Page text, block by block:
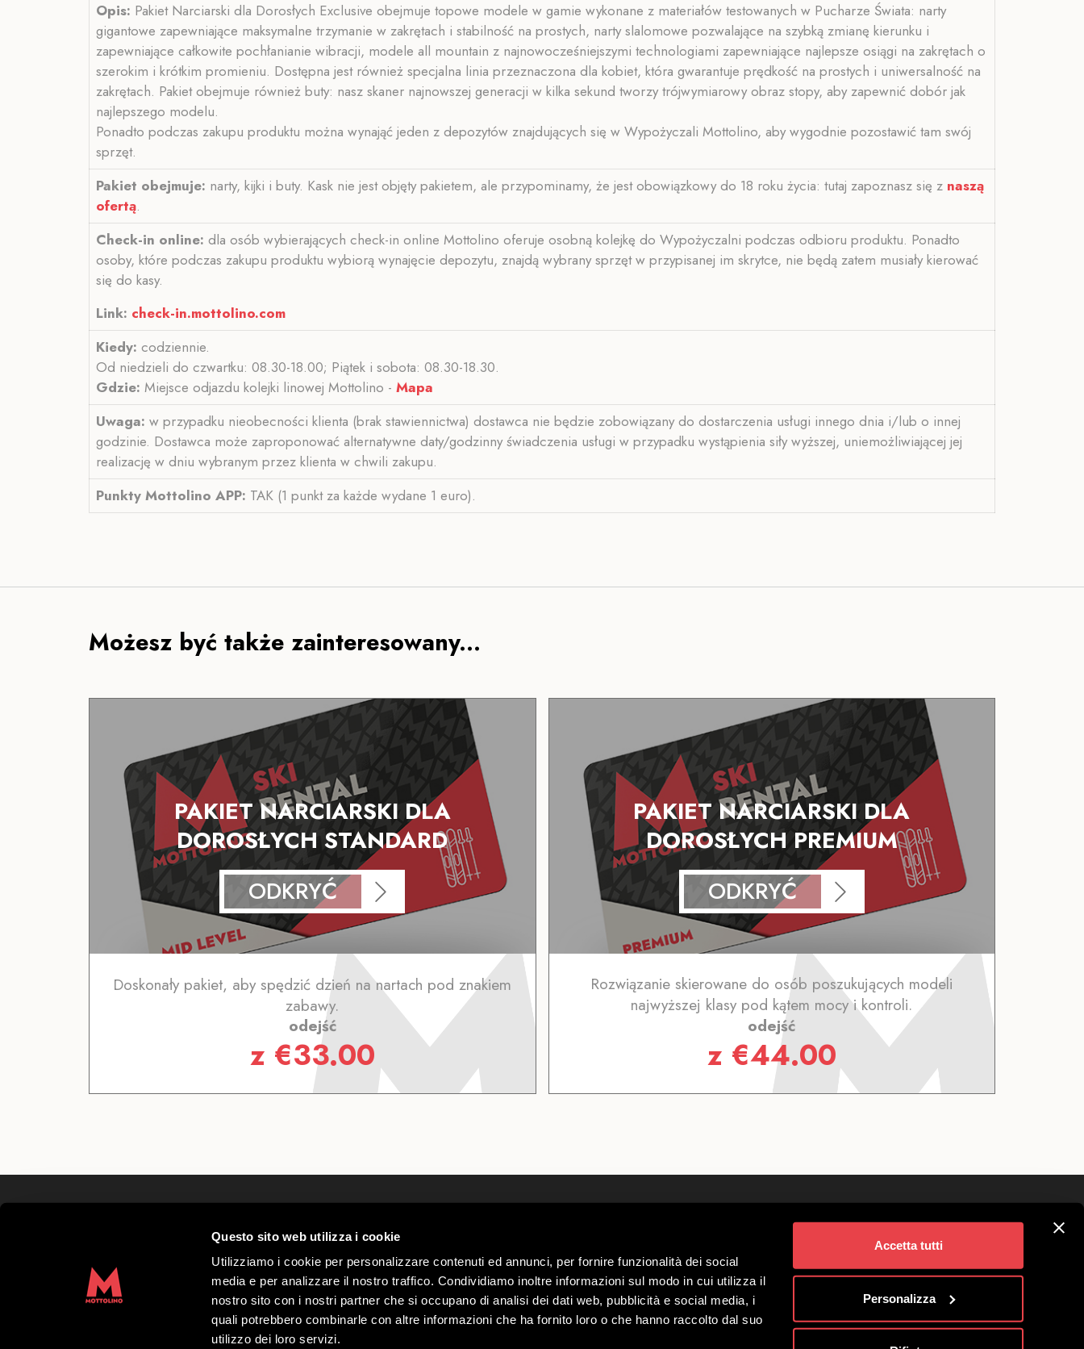
Questo sito web utilizza i cookie
Utilizziamo i cookie per personalizzare contenuti ed annunci, per fornire funzionalità dei social
media e per analizzare il nostro traffico. Condividiamo inoltre informazioni sul modo in cui utilizza il
nostro sito con i nostri partner che si occupano di analisi dei dati web, pubblicità e social media, i
quali potrebbero combinarle con altre informazioni che ha fornito loro o che hanno raccolto dal suo
utilizzo dei loro servizi.
Accetta tutti
Personalizza
Opis: Pakiet Narciarski dla Dorosłych Exclusive obejmuje topowe modele w gamie wykonane z materiałów testowanych w Pucharze Świata: narty
gigantowe zapewniające maksymalne trzymanie w zakrętach i stabilność na prostych, narty slalomowe pozwalające na szybką zmianę kierunku i
zapewniające całkowite pochłanianie wibracji, modele all mountain z najnowocześniejszymi technologiami zapewniające najlepsze osiągi na zakrętach o
szerokim i krótkim promieniu. Dostępna jest również specjalna linia przeznaczona dla kobiet, która gwarantuje prędkość na prostych i uniwersalność na
zakrętach. Pakiet obejmuje również buty: nasz skaner najnowszej generacji w kilka sekund tworzy trójwymiarowy obraz stopy, aby zapewnić dobór jak
najlepszego modelu.
Ponadto podczas zakupu produktu można wynająć jeden z depozytów znajdujących się w Wypożyczali Mottolino, aby wygodnie pozostawić tam swój
sprzęt.
Pakiet obejmuje: narty, kijki i buty. Kask nie jest objęty pakietem, ale przypominamy, że jest obowiązkowy do 18 roku życia: tutaj zapoznasz się z naszą
ofertą.
Check-in online: dla osób wybierających check-in online Mottolino oferuje osobną kolejkę do Wypożyczalni podczas odbioru produktu. Ponadto
osoby, które podczas zakupu produktu wybiorą wynajęcie depozytu, znajdą wybrany sprzęt w przypisanej im skrytce, nie będą zatem musiały kierować
się do kasy.
Link: check-in.mottolino.com
Kiedy: codziennie.
Od niedzieli do czwartku: 08.30-18.00; Piątek i sobota: 08.30-18.30.
Gdzie: Miejsce odjazdu kolejki linowej Mottolino - Mapa
Uwaga: w przypadku nieobecności klienta (brak stawiennictwa) dostawca nie będzie zobowiązany do dostarczenia usługi innego dnia i/lub o innej
godzinie. Dostawca może zaproponować alternatywne daty/godzinny świadczenia usługi w przypadku wystąpienia siły wyższej, uniemożliwiającej jej
realizację w dniu wybranym przez klienta w chwili zakupu.
Punkty Mottolino APP: TAK (1 punkt za każde wydane 1 euro).
Możesz być także zainteresowany...
PAKIET NARCIARSKI DLA
DOROSŁYCH STANDARD
ODKRYĆ
Doskonały pakiet, aby spędzić dzień na nartach pod znakiem
zabawy.
odejść
z €33.00
PAKIET NARCIARSKI DLA
DOROSŁYCH PREMIUM
ODKRYĆ
Rozwiązanie skierowane do osób poszukujących modeli
najwyższej klasy pod kątem mocy i kontroli.
odejść
z €44.00
Via Bondi 473, 23041 Livigno (SO) – C.F. 00585220148
Kapitał zakładowy € 8.772.000,00 – REA di Sondrio n.
Copyright 2019 Mottolino S.p.A.- Website: Webtek
Pracuj znami
Regulamin Mottolino Vibes
Privacy & Cookie Policy
Warunki Sprzedaży
Parkingi
Oferty dla Grup
Mottolino Spółka Benefitowa